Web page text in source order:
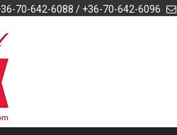
70-642-6088 / +36-70-642-6096